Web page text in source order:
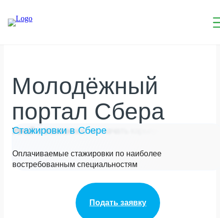
Молодёжный
портал Сбера
Узнай о возможностях начать карьеру твоей мечты
Стажировки в Сбере
Оплачиваемые стажировки по наиболее
востребованным специальностям
Подать заявку